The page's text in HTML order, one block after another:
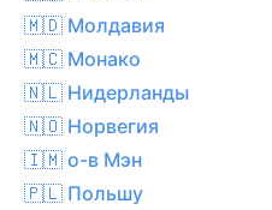
🇲🇩 Молдавия
🇲🇨 Монако
🇳🇱 Нидерланды
🇳🇴 Норвегия
🇮🇲 о-в Мэн
🇵🇱 Польшу